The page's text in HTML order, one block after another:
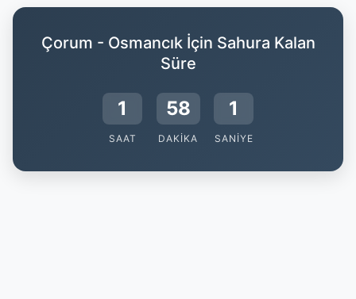
Çorum - Osmancık İçin Sahura Kalan
Süre
1
SAAT
58
DAKIKA
0
SANIYE